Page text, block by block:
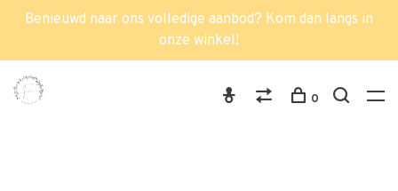
Benieuwd naar ons volledige aanbod? Kom dan langs in
onze winkel!
0